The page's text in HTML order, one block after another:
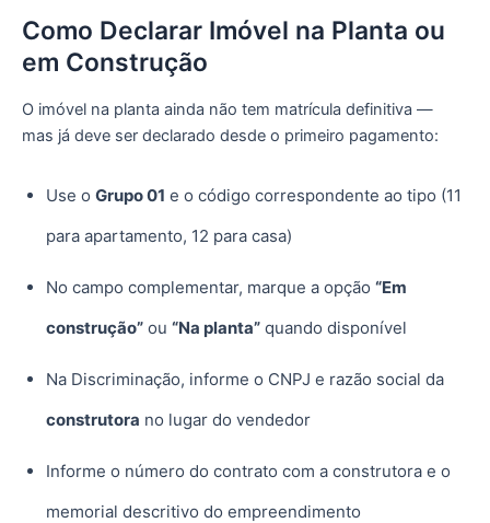
Como Declarar Imóvel na Planta ou
em Construção
O imóvel na planta ainda não tem matrícula definitiva —
mas já deve ser declarado desde o primeiro pagamento:
Use o Grupo 01 e o código correspondente ao tipo (11
para apartamento, 12 para casa)
No campo complementar, marque a opção “Em
construção” ou “Na planta” quando disponível
Na Discriminação, informe o CNPJ e razão social da
construtora no lugar do vendedor
Informe o número do contrato com a construtora e o
memorial descritivo do empreendimento